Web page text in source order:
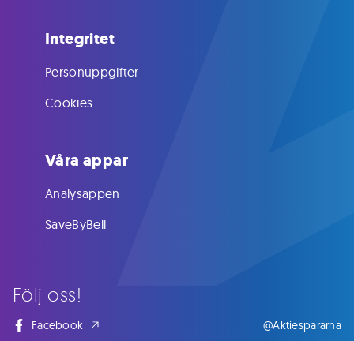
Följ oss!
Facebook @Aktiespararna
Integritet
Personuppgifter
Cookies
Våra appar
Analysappen
SaveByBell